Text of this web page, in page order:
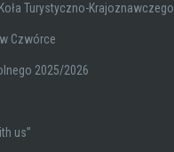
Turystyczno-Krajoznawczego
Czwórce
2025/2026
us”